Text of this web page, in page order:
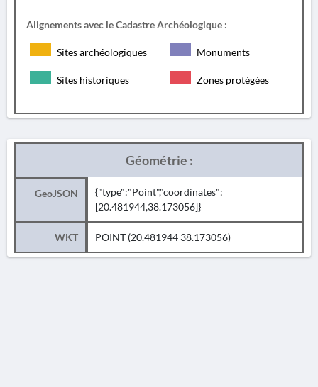
Alignements avec le Cadastre Archéologique :
Sites archéologiques Monuments
Sites historiques Zones protégées
Géométrie :
GeoJSON
{"type":"Point","coordinates":
[20.481944,38.173056]}
WKT POINT (20.481944 38.173056)